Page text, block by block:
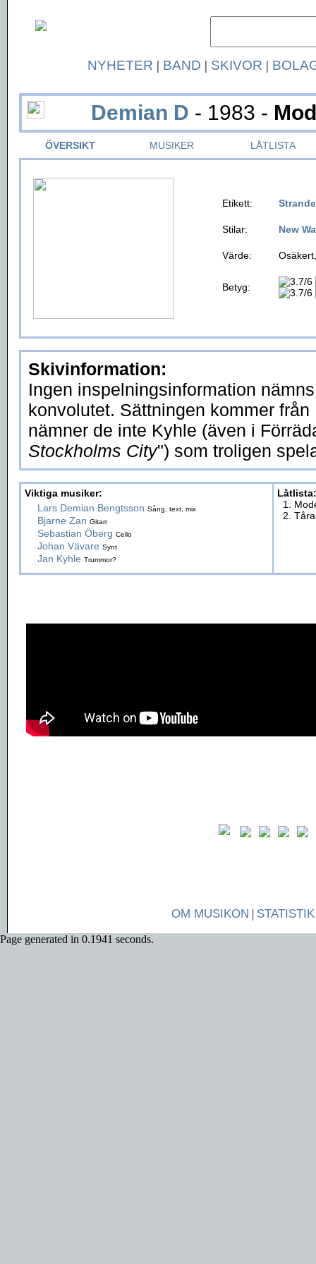
NYHETER | BAND | SKIVOR |
Demian D - 1983 -
ÖVERSIKT MUSIKER LÅTLISTA
Etikett:
Stilar: New
Värde:
Betyg:
Skivinformation:
Ingen inspelningsinformation
konvolutet. Sättningen kommer
nämner de inte Kyhle (även i
Stockholms City") som troligen
Viktiga musiker:
Lars Demian Bengtsson Sång, text, mix
Bjarne Zan Gitarr
Sebastian Öberg Cello
Johan Vävare Synt
Jan Kyhle Trummor?
Låtlista:
1.
2.
OM MUSIKON | STATISTIK
Page generated in 0.1941 seconds.